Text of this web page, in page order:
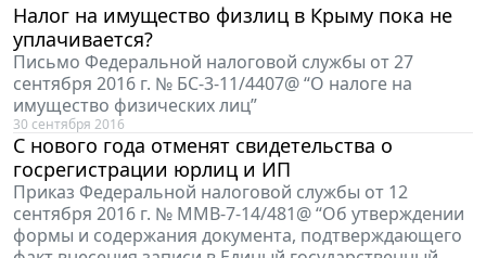
Налог на имущество физлиц в Крыму пока не
уплачивается?
Письмо Федеральной налоговой службы от 27
сентября 2016 г. № БС-3-11/4407@ “О налоге на
имущество физических лиц”
30 сентября 2016
С нового года отменят свидетельства о
госрегистрации юрлиц и ИП
Приказ Федеральной налоговой службы от 12
сентября 2016 г. № ММВ-7-14/481@ “Об утверждении
формы и содержания документа, подтверждающего